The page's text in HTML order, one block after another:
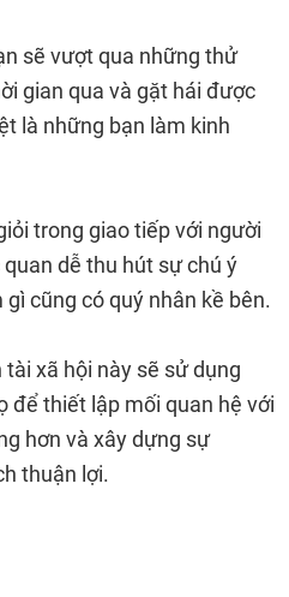
sẽ vượt qua những thử
gian qua và gặt hái được
là những bạn làm kinh
trong giao tiếp với người
dễ thu hút sự chú ý
cũng có quý nhân kề bên.
xã hội này sẽ sử dụng
để thiết lập mối quan hệ với
hơn và xây dựng sự
thuận lợi.